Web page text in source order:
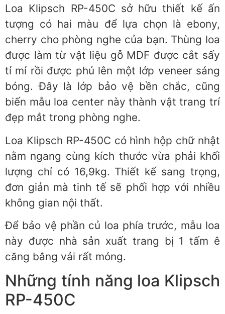
Loa Klipsch RP-450C sở hữu thiết kế ấn
tượng có hai màu để lựa chọn là ebony,
cherry cho phòng nghe của bạn. Thùng loa
được làm từ vật liệu gỗ MDF được cắt sấy
tỉ mỉ rồi được phủ lên một lớp veneer sáng
bóng. Đây là lớp bảo vệ bền chắc, cũng
biến mẫu loa center này thành vật trang trí
đẹp mắt trong phòng nghe.
Loa Klipsch RP-450C có hình hộp chữ nhật
nằm ngang cùng kích thước vừa phải khối
lượng chỉ có 16,9kg. Thiết kế sang trọng,
đơn giản mà tinh tế sẽ phối hợp với nhiều
không gian nội thất.
Để bảo vệ phần củ loa phía trước, mẫu loa
này được nhà sản xuất trang bị 1 tấm ê
căng bằng vải rất mỏng.
Những tính năng loa Klipsch
RP-450C